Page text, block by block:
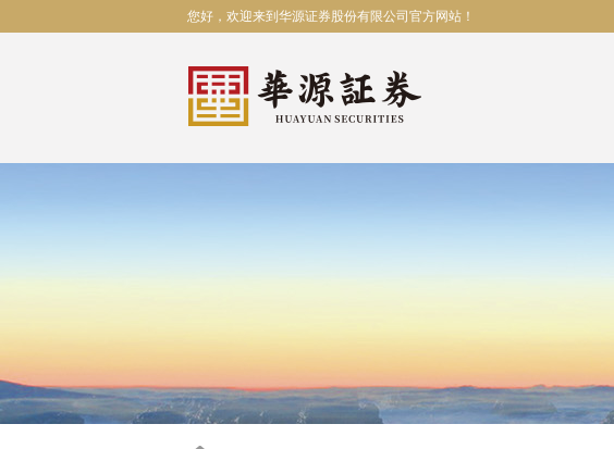
您好，欢迎来到华源证券股份有限公司官方网站！